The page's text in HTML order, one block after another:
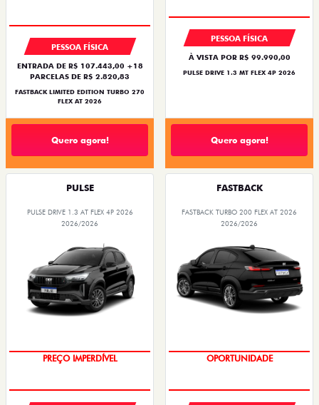
PESSOA FÍSICA
ENTRADA DE R$ 107.443,00 +18
PARCELAS DE R$ 2.820,83
FASTBACK LIMITED EDITION TURBO 270
FLEX AT 2026
Quero agora!
PESSOA FÍSICA
À VISTA POR R$ 99.990,00
PULSE DRIVE 1.3 MT FLEX 4P 2026
Quero agora!
PULSE
PULSE DRIVE 1.3 AT FLEX 4P 2026
2026/2026
PREÇO IMPERDÍVEL
FASTBACK
FASTBACK TURBO 200 FLEX AT 2026
2026/2026
OPORTUNIDADE